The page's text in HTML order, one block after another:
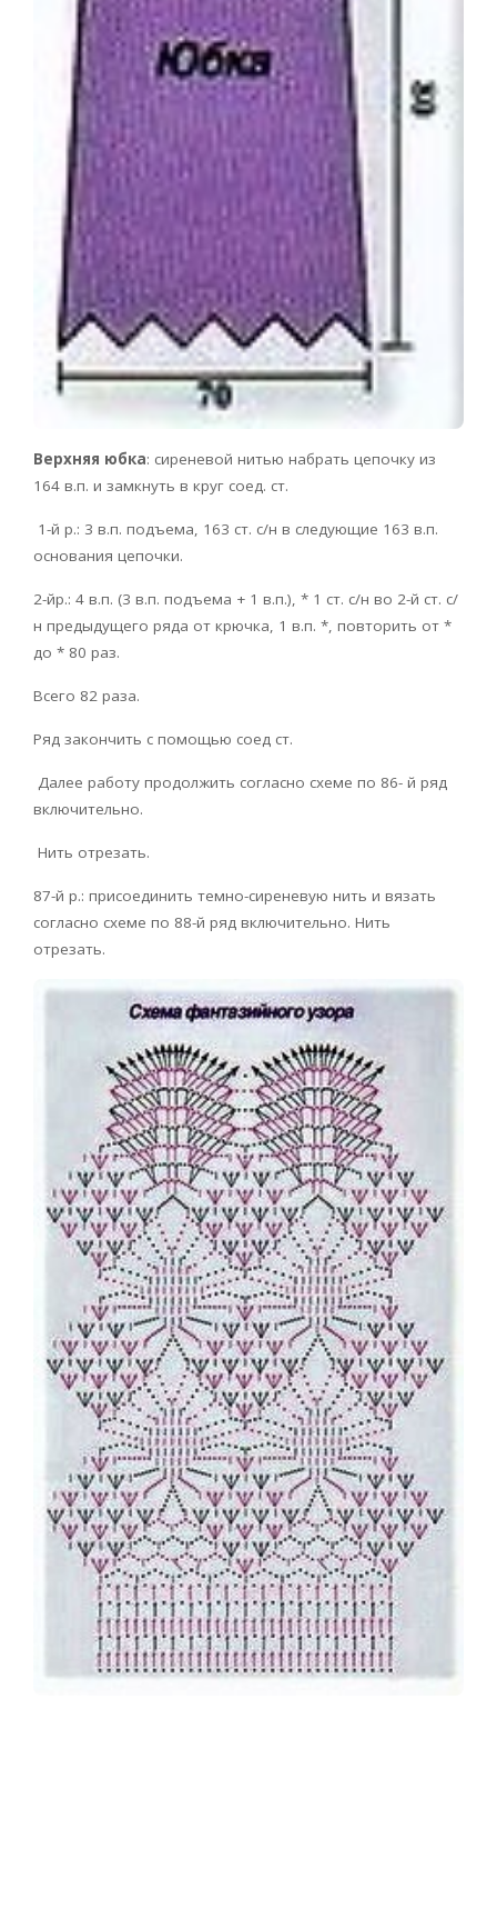
Верхняя юбка: сиреневой нитью набрать цепочку из
164 в.п. и замкнуть в круг соед. ст.
1-й р.: 3 в.п. подъема, 163 ст. с/н в следующие 163 в.п.
основания цепочки.
2-йр.: 4 в.п. (3 в.п. подъема + 1 в.п.), * 1 ст. с/н во 2-й ст. с/
н предыдущего ряда от крючка, 1 в.п. *, повторить от *
до * 80 раз.
Всего 82 раза.
Ряд закончить с помощью соед ст.
Далее работу продолжить согласно схеме по 86- й ряд
включительно.
Нить отрезать.
87-й р.: присоединить темно-сиреневую нить и вязать
согласно схеме по 88-й ряд включительно. Нить
отрезать.